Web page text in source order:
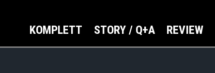
KOMPLETT STORY / Q+A REVIEW